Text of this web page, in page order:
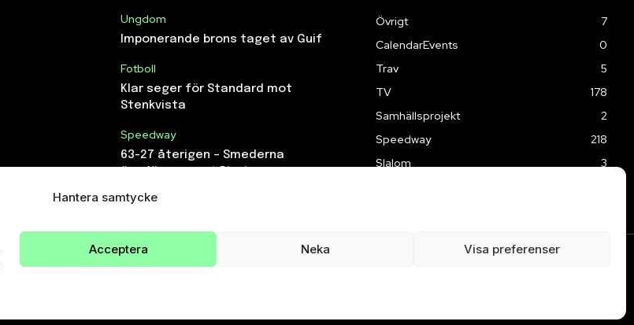
Hantera samtycke
Acceptera Neka Visa preferenser
Ungdom
Imponerande brons taget av Guif
Fotboll
Klar seger för Standard mot
Stenkvista
Speedway
63-27 återigen – Smederna
Övrigt
7
CalendarEvents
0
Trav
5
TV
178
Samhällsprojekt
2
Speedway
218
Slalom
3